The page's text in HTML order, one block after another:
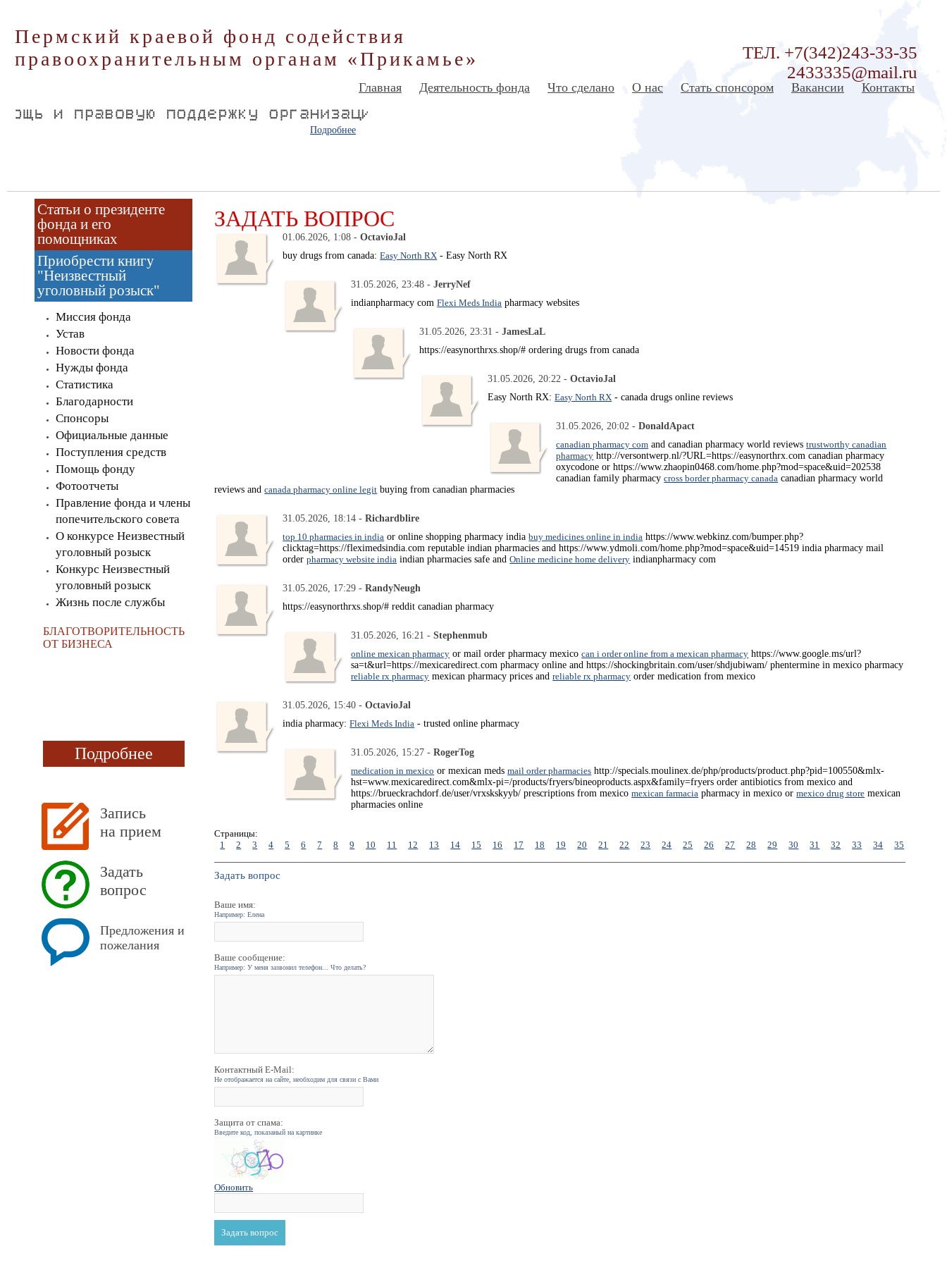
Пермский краевой фонд содействия
правоохранительным органам «Прикамье»
ТЕЛ. +7(342)243-33-35
2433335@mail.ru
Главная Деятельность фонда Что сделано О нас Стать спонсором Вакансии Контакты
Подробнее
Статьи о президенте
фонда и его
помощниках
Приобрести книгу
"Неизвестный
уголовный розыск"
Миссия фонда
Устав
Новости фонда
Нужды фонда
Статистика
Благодарности
Спонсоры
Официальные данные
Поступления средств
Помощь фонду
Фотоотчеты
Правление фонда и члены
попечительского совета
О конкурсе Неизвестный
уголовный розыск
Конкурс Неизвестный
уголовный розыск
Жизнь после службы
БЛАГОТВОРИТЕЛЬНОСТЬ
ОТ БИЗНЕСА
Подробнее
Запись
на прием
Задать
вопрос
Предложения и
пожелания
ЗАДАТЬ ВОПРОС
01.06.2026, 1:08 -OctavioJal
buy drugs from canada:Easy North RX - Easy North RX
31.05.2026, 23:48 -JerryNef
indianpharmacy comFlexi Meds India pharmacy websites
31.05.2026, 23:31 -JamesLaL
https://easynorthrxs.shop/# ordering drugs from canada
31.05.2026, 20:22 -OctavioJal
Easy North RX:Easy North RX - canada drugs online reviews
31.05.2026, 20:02 -DonaldApact
canadian pharmacy com and canadian pharmacy world reviewstrustworthy canadian
pharmacy http://versontwerp.nl/?URL=https://easynorthrx.com canadian pharmacy
oxycodone or https://www.zhaopin0468.com/home.php?mod=space&uid=202538
canadian family pharmacycross border pharmacy canada canadian pharmacy world
reviews andcanada pharmacy online legit buying from canadian pharmacies
31.05.2026, 18:14 -Richardblire
top 10 pharmacies in india or online shopping pharmacy indiabuy medicines online in india https://www.webkinz.com/bumper.php?
clicktag=https://fleximedsindia.com reputable indian pharmacies and https://www.ydmoli.com/home.php?mod=space&uid=14519 india pharmacy mail
orderpharmacy website india indian pharmacies safe andOnline medicine home delivery indianpharmacy com
31.05.2026, 17:29 -RandyNeugh
https://easynorthrxs.shop/# reddit canadian pharmacy
31.05.2026, 16:21 -Stephenmub
online mexican pharmacy or mail order pharmacy mexicocan i order online from a mexican pharmacy https://www.google.ms/url?
sa=t&url=https://mexicaredirect.com pharmacy online and https://shockingbritain.com/user/shdjubiwam/ phentermine in mexico pharmacy
reliable rx pharmacy mexican pharmacy prices andreliable rx pharmacy order medication from mexico
31.05.2026, 15:40 -OctavioJal
india pharmacy:Flexi Meds India - trusted online pharmacy
31.05.2026, 15:27 -RogerTog
medication in mexico or mexican medsmail order pharmacies http://specials.moulinex.de/php/products/product.php?pid=100550&mlx-
hst=www.mexicaredirect.com&mlx-pi=/products/fryers/bineoproducts.aspx&family=fryers order antibiotics from mexico and
https://brueckrachdorf.de/user/vrxskskyyb/ prescriptions from mexicomexican farmacia pharmacy in mexico ormexico drug store mexican
pharmacies online
Страницы:
1
2 3 4 5 6 7 8 9 10 11 12 13 14 15 16 17 18 19 20 21 22 23 24 25 26 27 28 29 30 31 32 33 34 35
Задать вопрос
Ваше имя:
Например: Елена
Ваше сообщение:
Например: У меня зазвонил телефон... Что делать?
Контактный E-Mail:
Не отображается на сайте, необходим для связи с Вами
Защита от спама:
Введите код, показаный на картинке
Обновить